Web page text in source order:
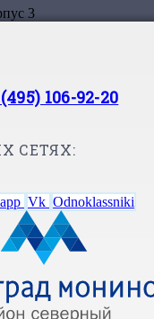
106-92-20
СЕТЯХ:
Vk Odnoklassniki